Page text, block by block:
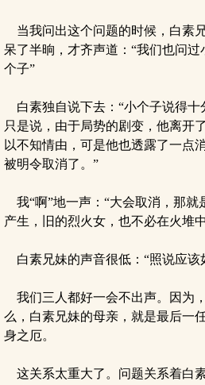
当我问出这个问题的时候，白素
呆了半晌，才齐声道：“我们也问
个子”
白素独自说下去：“小个子说得十
只是说，由于局势的剧变，他离开
以不知情由，可是他也透露了一点
被明令取消了。”
我“啊”地一声：“大会取消，那就
产生，旧的烈火女，也不必在火堆
白素兄妹的声音很低：“照说应该
我们三人都好一会不出声。因为
么，白素兄妹的母亲，就是最后一
身之厄。
这关系太重大了。问题关系着白